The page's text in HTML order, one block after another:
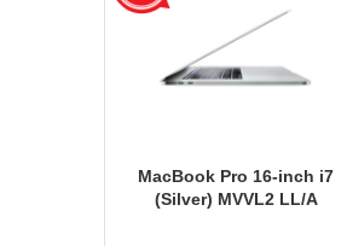
MacBook Pro 16-inch i7
(Silver) MVVL2 LL/A